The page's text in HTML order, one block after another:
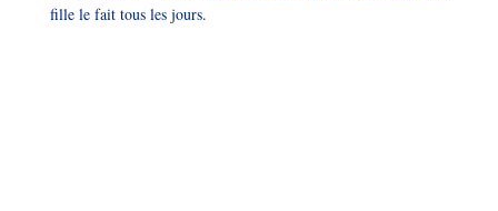
fille le fait tous les jours.